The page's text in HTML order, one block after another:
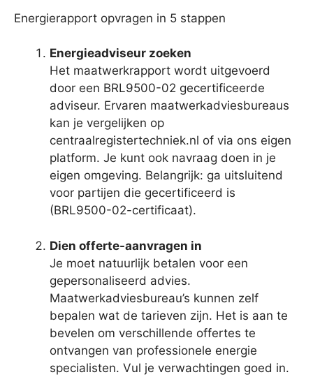
Energierapport opvragen in 5 stappen
Energieadviseur zoeken
Het maatwerkrapport wordt uitgevoerd
door een BRL9500-02 gecertificeerde
adviseur. Ervaren maatwerkadviesbureaus
kan je vergelijken op
centraalregistertechniek.nl of via ons eigen
platform. Je kunt ook navraag doen in je
eigen omgeving. Belangrijk: ga uitsluitend
voor partijen die gecertificeerd is
(BRL9500-02-certificaat).
Dien offerte-aanvragen in
Je moet natuurlijk betalen voor een
gepersonaliseerd advies.
Maatwerkadviesbureau’s kunnen zelf
bepalen wat de tarieven zijn. Het is aan te
bevelen om verschillende offertes te
ontvangen van professionele energie
specialisten. Vul je verwachtingen goed in.